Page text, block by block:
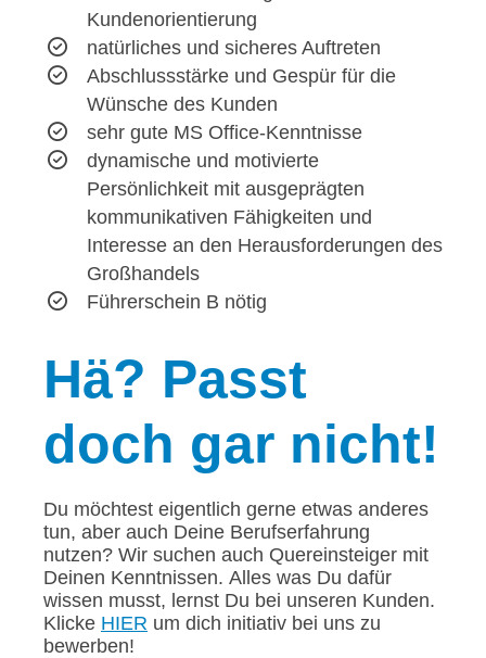
Kundenorientierung
natürliches und sicheres Auftreten
Abschlussstärke und Gespür für die
Wünsche des Kunden
sehr gute MS Office-Kenntnisse
dynamische und motivierte
Persönlichkeit mit ausgeprägten
kommunikativen Fähigkeiten und
Interesse an den Herausforderungen des
Großhandels
Führerschein B nötig
Hä? Passt
doch gar nicht!
Du möchtest eigentlich gerne etwas anderes
tun, aber auch Deine Berufserfahrung
nutzen? Wir suchen auch Quereinsteiger mit
Deinen Kenntnissen. Alles was Du dafür
wissen musst, lernst Du bei unseren Kunden.
Klicke HIER um dich initiativ bei uns zu
bewerben!